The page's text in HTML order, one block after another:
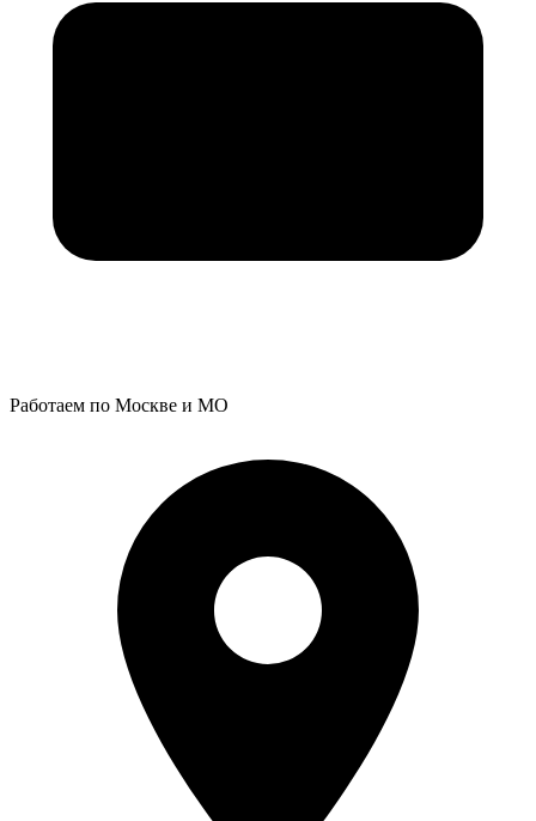
Работаем по Москве и МО